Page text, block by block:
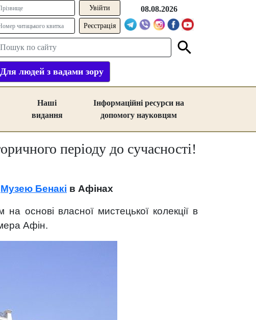
Реєстрація
08.08.2026
Для людей з вадами зору
Наші
видання
Інформаційні ресурси на
допомогу науковцям
періоду до сучасності!
Музею Бенакі в Афінах
основі власної мистецької колекції в
Афін.